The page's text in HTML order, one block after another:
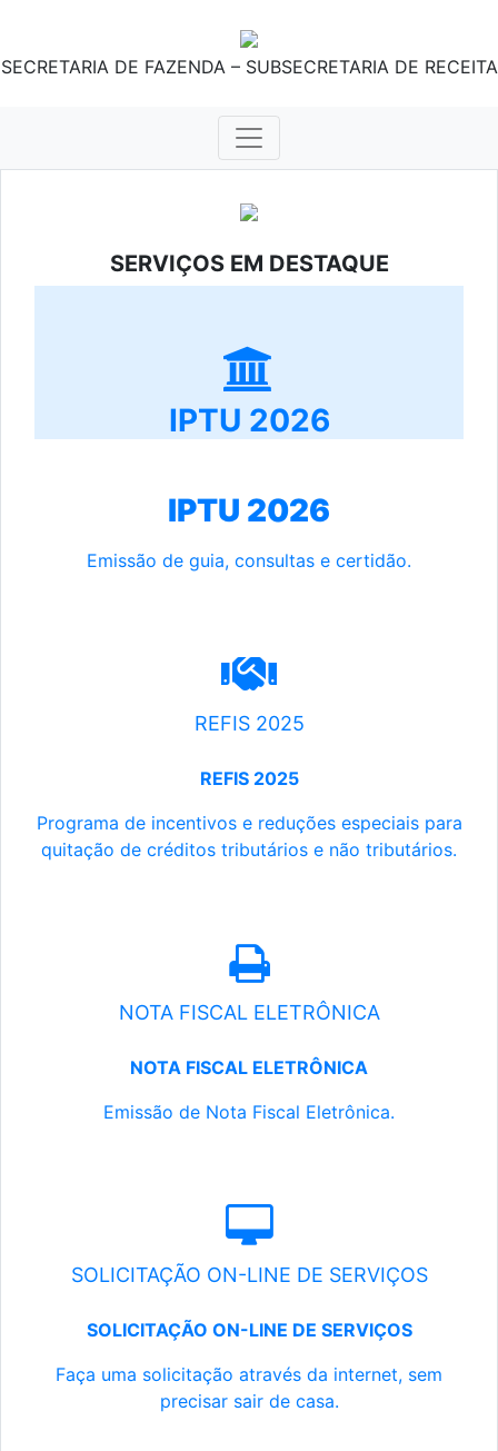
SECRETARIA DE FAZENDA – SUBSECRETARIA DE RECEITA
SERVIÇOS EM DESTAQUE
IPTU 2026
IPTU 2026
Emissão de guia, consultas e certidão.
REFIS 2025
REFIS 2025
Programa de incentivos e reduções especiais para
quitação de créditos tributários e não tributários.
NOTA FISCAL ELETRÔNICA
NOTA FISCAL ELETRÔNICA
Emissão de Nota Fiscal Eletrônica.
SOLICITAÇÃO ON-LINE DE SERVIÇOS
SOLICITAÇÃO ON-LINE DE SERVIÇOS
Faça uma solicitação através da internet, sem
precisar sair de casa.